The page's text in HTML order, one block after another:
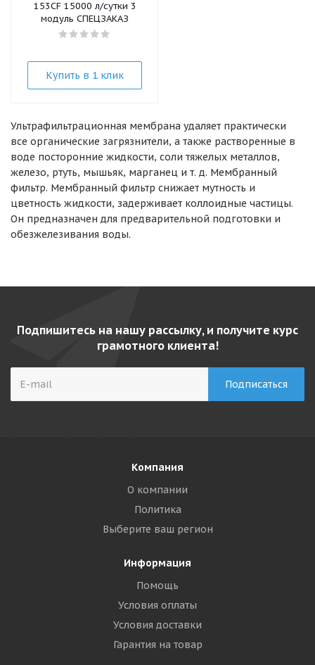
153CF 15000 л/cутки 3
модуль СПЕЦЗАКАЗ
Купить в 1 клик
Ультрафильтрационная мембрана удаляет практически
все органические загрязнители, а также растворенные в
воде посторонние жидкости, соли тяжелых металлов,
железо, ртуть, мышьяк, марганец и т. д. Мембранный
фильтр. Мембранный фильтр снижает мутность и
цветность жидкости, задерживает коллоидные частицы.
Он предназначен для предварительной подготовки и
обезжелезивания воды.
Подпишитесь на нашу рассылку, и получите курс
грамотного клиента!
Компания
О компании
Политика
Выберите ваш регион
Информация
Помощь
Условия оплаты
Условия доставки
Гарантия на товар